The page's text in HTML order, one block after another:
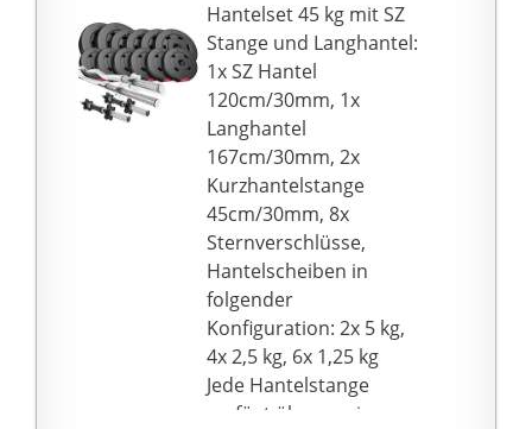
Hantelset 45 kg mit SZ
Stange und Langhantel:
1x SZ Hantel
120cm/30mm, 1x
Langhantel
167cm/30mm, 2x
Kurzhantelstange
45cm/30mm, 8x
Sternverschlüsse,
Hantelscheiben in
folgender
Konfiguration: 2x 5 kg,
4x 2,5 kg, 6x 1,25 kg
Jede Hantelstange
verfügt über zwei